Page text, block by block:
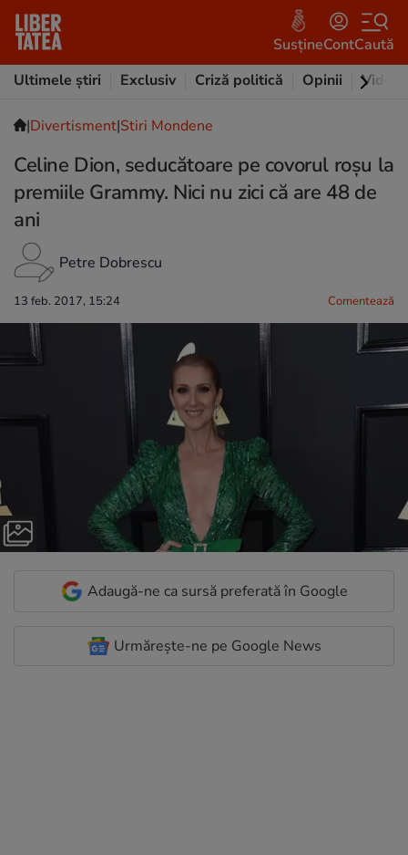
SusțineContCaută
Ultimele știri
Exclusiv Criză politică Opinii Video
|Divertisment|Stiri Mondene
Celine Dion, seducătoare pe covorul roșu la
premiile Grammy. Nici nu zici că are 48 de
ani
Petre Dobrescu
13 feb. 2017, 15:24 Comentează
Adaugă-ne ca sursă preferată în Google
Urmărește-ne pe Google News